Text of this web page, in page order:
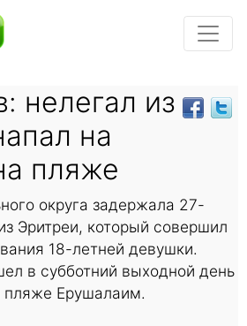
нелегал из
на
пляже
округа задержала 27-
Эритреи, который совершил
18-летней девушки.
в субботний выходной день
пляже Ерушалаим.